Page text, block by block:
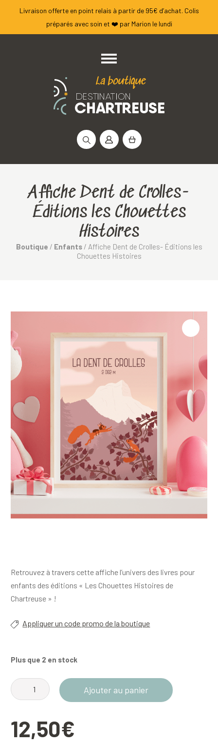
Livraison offerte en point relais à partir de 95€ d’achat. Colis
préparés avec soin et ❤️ par Marion le lundi
Rechercher :
Affiche Dent de Crolles-
Éditions les Chouettes
Histoires
Boutique / Enfants/ Affiche Dent de Crolles- Éditions les
Chouettes Histoires
Retrouvez à travers cette affiche l’univers des livres pour
enfants des éditions « Les Chouettes Histoires de
Chartreuse » !
Appliquer un code promo de la boutique
Plus que 2 en stock
quantité
de
Dent
de
Ajouter au panier
12,50€